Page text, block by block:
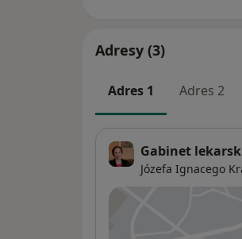
Adresy (3)
Adres 1 Adres 2
Gabinet
Józefa Ignacego